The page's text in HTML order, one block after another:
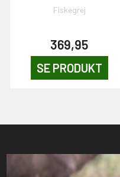
Fiskegrej
369,95
SE PRODUKT